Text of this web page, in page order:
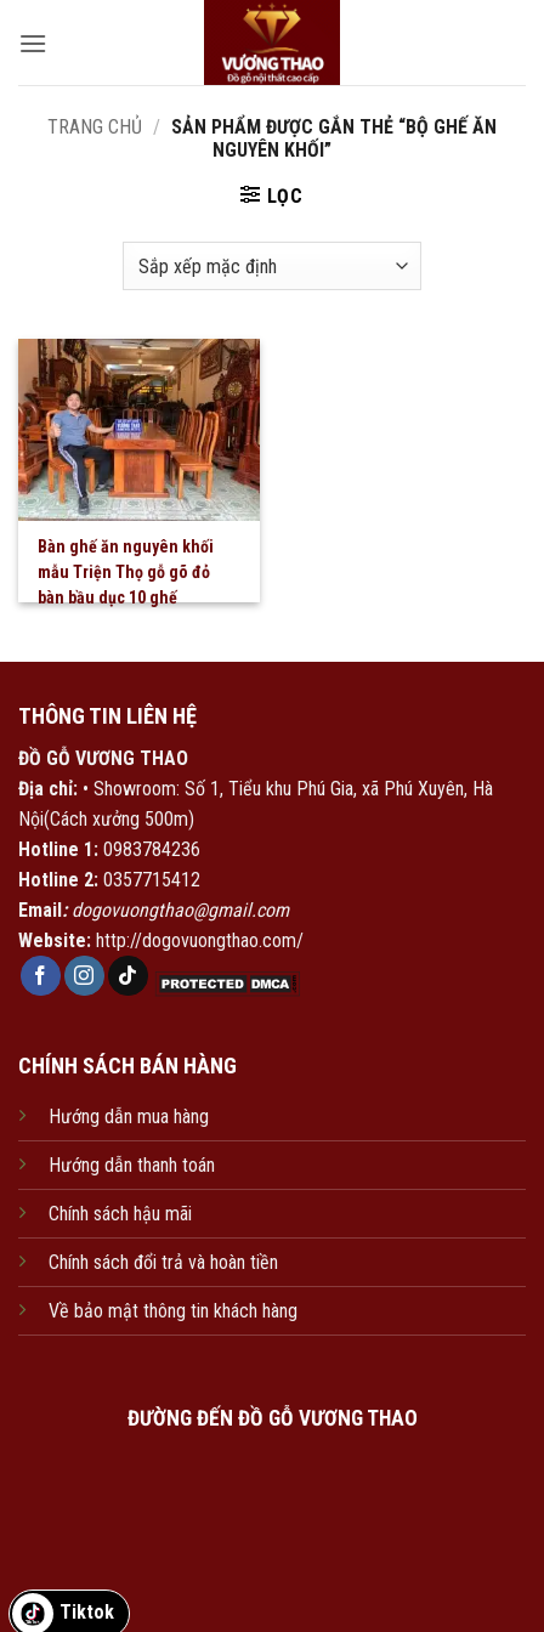
qua
TRANG CHỦ / SẢN PHẨM ĐƯỢC GẮN THẺ “BỘ GHẾ ĂN
NGUYÊN KHỐI”
LỌC
Bàn ghế ăn nguyên khối
mẫu Triện Thọ gỗ gõ đỏ
bàn bầu dục 10 ghế
THÔNG TIN LIÊN HỆ
ĐỒ GỖ VƯƠNG THAO
Địa chỉ: • Showroom: Số 1, Tiểu khu Phú Gia, xã Phú Xuyên, Hà
Nội(Cách xưởng 500m)
Hotline 1: 0983784236
Hotline 2: 0357715412
Email :dogovuongthao@gmail.com
Website: http://dogovuongthao.com/
CHÍNH SÁCH BÁN HÀNG
Hướng dẫn mua hàng
Hướng dẫn thanh toán
Chính sách hậu mãi
Chính sách đổi trả và hoàn tiền
Về bảo mật thông tin khách hàng
ĐƯỜNG ĐẾN ĐỒ GỖ VƯƠNG THAO
Tiktok